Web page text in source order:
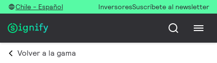
Chile - Español InversoresSuscríbete al newsletter
Volver a la gama